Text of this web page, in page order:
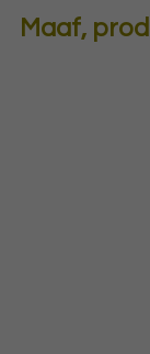
Maaf,